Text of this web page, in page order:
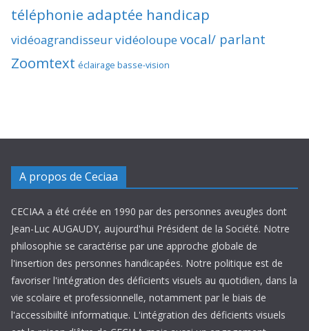
téléphonie adaptée handicap
vidéoagrandisseurvidéoloupevocal/ parlant
Zoomtext éclairage basse-vision
A propos de Ceciaa
CECIAA a été créée en 1990 par des personnes aveugles dont
Jean-Luc AUGAUDY, aujourd'hui Président de la Société. Notre
philosophie se caractérise par une approche globale de
l'insertion des personnes handicapées. Notre politique est de
favoriser l'intégration des déficients visuels au quotidien, dans la
vie scolaire et professionnelle, notamment par le biais de
l'accessibiilté informatique. L'intégration des déficients visuels